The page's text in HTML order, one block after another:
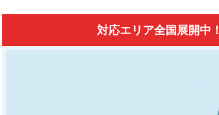
対応エリア全国展開中！